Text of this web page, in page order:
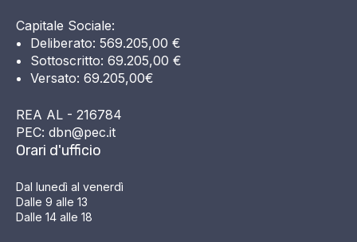
Capitale Sociale:
Deliberato: 569.205,00 €
Sottoscritto: 69.205,00 €
Versato: 69.205,00€
REA AL - 216784
PEC: dbn@pec.it
Orari d'ufficio
Dal lunedì al venerdì
Dalle 9 alle 13
Dalle 14 alle 18